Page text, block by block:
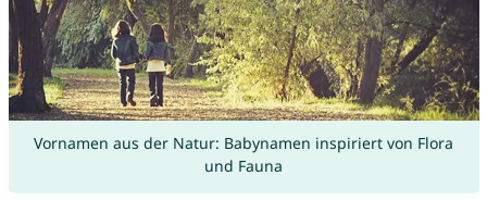
Vornamen aus der Natur: Babynamen inspiriert von Flora
und Fauna